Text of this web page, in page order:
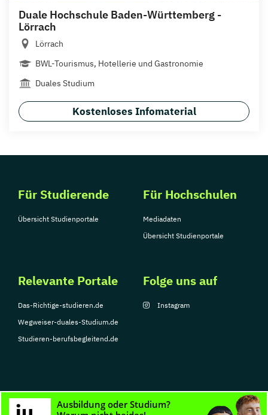
Duale Hochschule Baden-Württemberg -
Lörrach
Lörrach
BWL-Tourismus, Hotellerie und Gastronomie
Duales Studium
Kostenloses Infomaterial
Für Studierende
Übersicht Studienportale
Für Hochschulen
Mediadaten
Übersicht Studienportale
Relevante Portale
Das-Richtige-studieren.de
Wegweiser-duales-Studium.de
Studieren-berufsbegleitend.de
Folge uns auf
Instagram